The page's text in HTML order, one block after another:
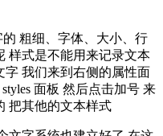
粗细、字体、大小、行
样式是不能用来记录文本
字 我们来到右侧的属性面
面板 然后点击加号 来
把其他的文本样式